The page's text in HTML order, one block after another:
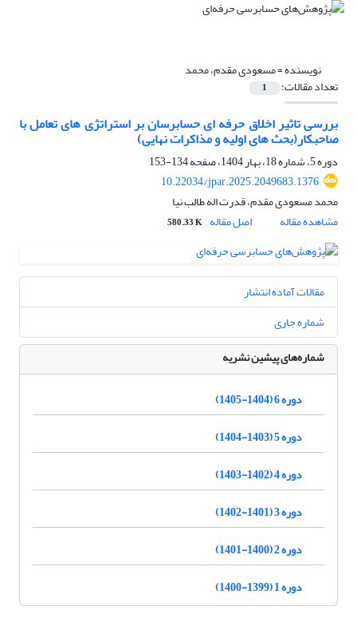
نویسنده =مسعودی مقدم، محمد
تعداد مقالات: 1
بررسی تاثیر اخلاق حرفه ای حسابرسان بر استراتژی های تعامل با
صاحبکار(بحث های اولیه و مذاکرات نهایی)
دوره 5، شماره 18، بهار 1404، صفحه
134-153
10.22034/jpar.2025.2049683.1376
محمد مسعودی مقدم، قدرت اله طالب نیا
مشاهده مقاله
اصل مقاله 580.33 K
مقالات آماده انتشار
شماره جاری
شماره‌های پیشین نشریه
دوره 6 (1404-1405)
دوره 5 (1403-1404)
دوره 4 (1402-1403)
دوره 3 (1401-1402)
دوره 2 (1400-1401)
دوره 1 (1399-1400)